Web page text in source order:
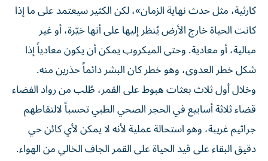
كارثية، مثل حدث نهاية الزمان»، لكن الكثير سيعتمد على ما إذا
كانت الحياة خارج الأرض يُنظر إليها على أنها خيّرة، أو غير
مبالية، أو معادية. وحتى الميكروب يمكن أن يكون معادياً إذا
شكل خطر العدوى، وهو خطر كان البشر دائماً حذرين منه.
وخلال أول ثلاث بعثات هبوط على القمر، طُلب من رواد الفضاء
قضاء ثلاثة أسابيع في الحجر الصحي الطبي تحسباً لالتقاطهم
جراثيم غريبة، وهو استحالة عملية لأنه لا يمكن لأي كائن حي
دقيق البقاء على قيد الحياة على القمر الجاف الخالي من الهواء.